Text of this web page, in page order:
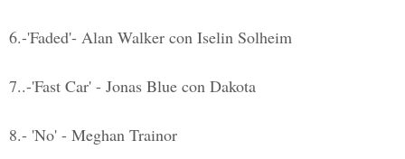
6.-'Faded'- Alan Walker con Iselin Solheim
7..-'Fast Car' - Jonas Blue con Dakota
8.- 'No' - Meghan Trainor